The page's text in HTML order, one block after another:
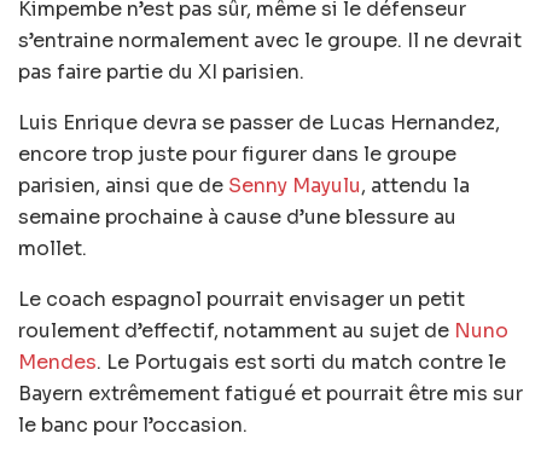
Kimpembe n’est pas sûr, même si le défenseur
s’entraine normalement avec le groupe. Il ne devrait
pas faire partie du XI parisien.
Luis Enrique devra se passer de Lucas Hernandez,
encore trop juste pour figurer dans le groupe
parisien, ainsi que de Senny Mayulu, attendu la
semaine prochaine à cause d’une blessure au
mollet.
Le coach espagnol pourrait envisager un petit
roulement d’effectif, notamment au sujet de Nuno
Mendes. Le Portugais est sorti du match contre le
Bayern extrêmement fatigué et pourrait être mis sur
le banc pour l’occasion.